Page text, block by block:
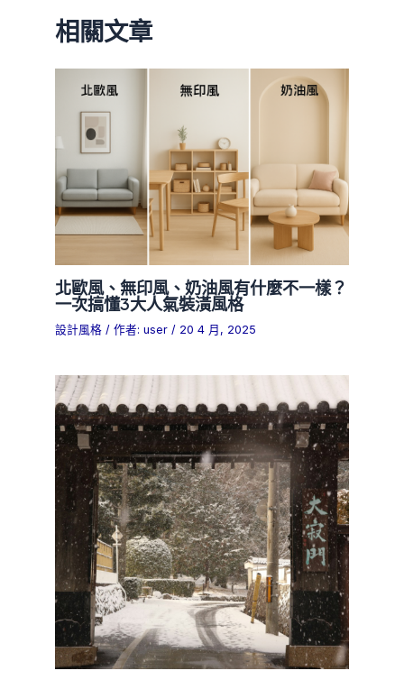
相關文章
北歐風、無印風、奶油風有什麼不一樣？
一次搞懂3大人氣裝潢風格
設計風格 / 作者:user / 20 4 月, 2025